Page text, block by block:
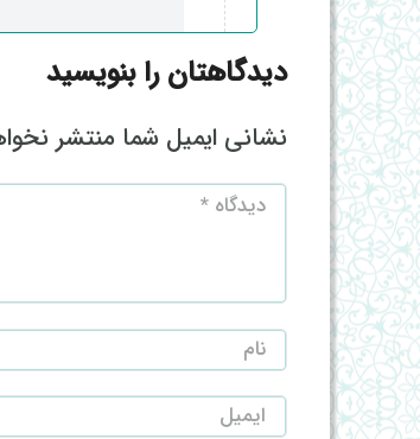
دیدگاهتان را بنویسید
نشانی ایمیل شما منتشر